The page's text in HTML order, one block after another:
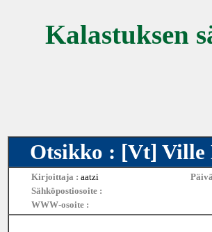
Kalastuksen
Otsikko : [Vt] Ville
Kirjoittaja : aatzi
Sähköpostiosoite :
WWW-osoite :